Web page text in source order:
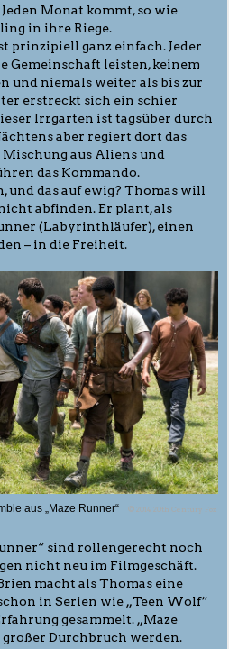
Monat kommt, so wie
in ihre Riege.
prinzipiell ganz einfach. Jeder
Gemeinschaft leisten, keinem
und niemals weiter als bis zur
erstreckt sich ein schier
Irrgarten ist tagsüber durch
aber regiert dort das
aus Aliens und
das Kommando.
und das auf ewig? Thomas will
abfinden. Er plant, als
(Labyrinthläufer), einen
– in die Freiheit.
aus „Maze Runner“ © 2014 20th Century Fox
sind rollengerecht noch
nicht neu im Filmgeschäft.
macht als Thomas eine
in Serien wie „Teen Wolf“
gesammelt. „Maze
Durchbruch werden.